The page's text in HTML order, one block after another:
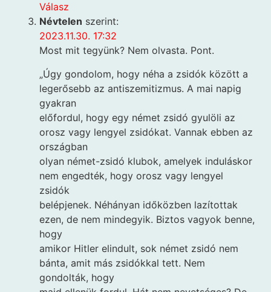
Válasz
Névtelen szerint:
2023.11.30. 17:32
Most mit tegyünk? Nem olvasta. Pont.
„Úgy gondolom, hogy néha a zsidók között a
legerősebb az antiszemitizmus. A mai napig
gyakran
előfordul, hogy egy német zsidó gyulöli az
orosz vagy lengyel zsidókat. Vannak ebben az
országban
olyan német-zsidó klubok, amelyek induláskor
nem engedték, hogy orosz vagy lengyel
zsidók
belépjenek. Néhányan időközben lazítottak
ezen, de nem mindegyik. Biztos vagyok benne,
hogy
amikor Hitler elindult, sok német zsidó nem
bánta, amit más zsidókkal tett. Nem
gondolták, hogy